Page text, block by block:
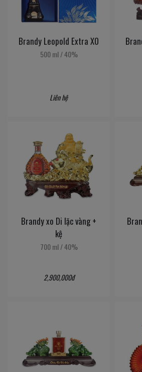
Brandy Leopold Extra XO
500 ml /40%
Liên hệ
Brandy xo Di lặc vàng +
kệ
700 ml/40%
2,900,000đ